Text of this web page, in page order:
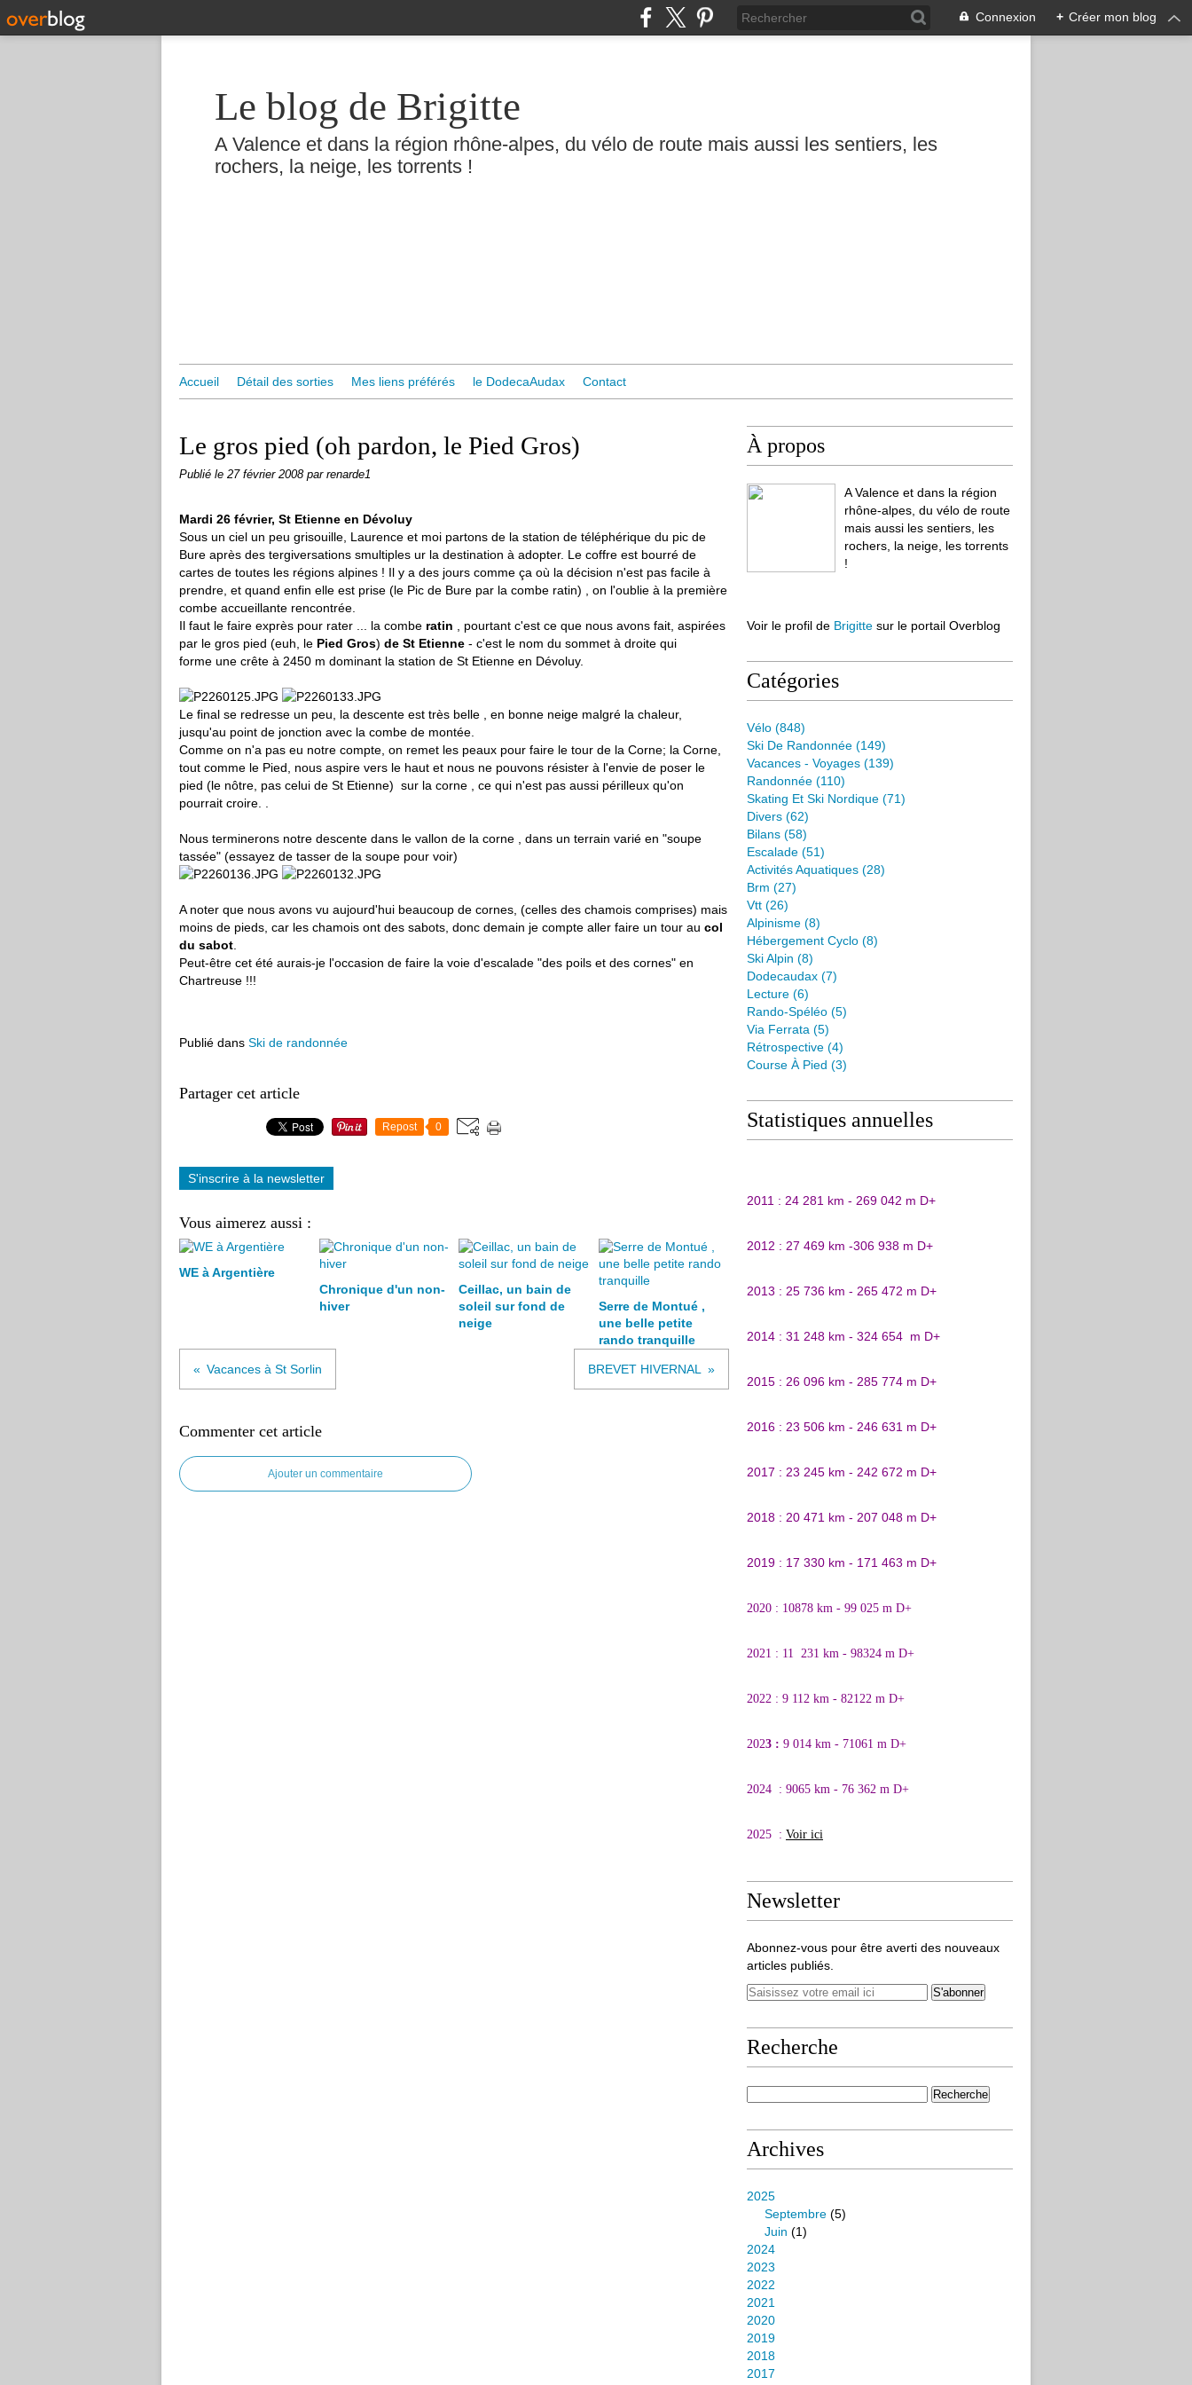
Connexion + Créer mon blog
Le blog de Brigitte
A Valence et dans la région rhône-alpes, du vélo de route mais aussi les sentiers, les
rochers, la neige, les torrents !
Accueil Détail des sorties Mes liens préférés le DodecaAudax Contact
Le gros pied (oh pardon, le Pied Gros)
Publié le 27 février 2008 par renarde1
Mardi 26 février, St Etienne en Dévoluy
Sous un ciel un peu grisouille, Laurence et moi partons de la station de téléphérique du pic de
Bure après des tergiversations smultiples ur la destination à adopter. Le coffre est bourré de
cartes de toutes les régions alpines ! Il y a des jours comme ça où la décision n'est pas facile à
prendre, et quand enfin elle est prise (le Pic de Bure par la combe ratin) , on l'oublie à la première
combe accueillante rencontrée.
Il faut le faire exprès pour rater ... la combe ratin , pourtant c'est ce que nous avons fait, aspirées
par le gros pied (euh, le Pied Gros) de St Etienne - c'est le nom du sommet à droite qui
forme une crête à 2450 m dominant la station de St Etienne en Dévoluy.
Le final se redresse un peu, la descente est très belle , en bonne neige malgré la chaleur,
jusqu'au point de jonction avec la combe de montée.
Comme on n'a pas eu notre compte, on remet les peaux pour faire le tour de la Corne; la Corne,
tout comme le Pied, nous aspire vers le haut et nous ne pouvons résister à l'envie de poser le
pied (le nôtre, pas celui de St Etienne) sur la corne , ce qui n'est pas aussi périlleux qu'on
pourrait croire. .
Nous terminerons notre descente dans le vallon de la corne , dans un terrain varié en "soupe
tassée" (essayez de tasser de la soupe pour voir)
A noter que nous avons vu aujourd'hui beaucoup de cornes, (celles des chamois comprises) mais
moins de pieds, car les chamois ont des sabots, donc demain je compte aller faire un tour au col
du sabot
Peut-être cet été aurais-je l'occasion de faire la voie d'escalade "des poils et des cornes" en
Chartreuse !!!
Publié dans Ski de randonnée
Partager cet article
Repost 0
S'inscrire à la newsletter
Vous aimerez aussi :
WE à Argentière
Chronique d'un non-
hiver
Ceillac, un bain de
soleil sur fond de
neige
Serre de Montué ,
une belle petite
rando tranquille
Vacances à St Sorlin BREVET HIVERNAL
Commenter cet article
Ajouter un commentaire
À propos
A Valence et dans la région
rhône-alpes, du vélo de route
mais aussi les sentiers, les
rochers, la neige, les torrents
!
Voir le profil de Brigitte sur le portail Overblog
Catégories
Vélo (848)
Ski De Randonnée (149)
Vacances - Voyages (139)
Randonnée (110)
Skating Et Ski Nordique (71)
Divers (62)
Bilans (58)
Escalade (51)
Activités Aquatiques (28)
Brm (27)
Vtt (26)
Alpinisme (8)
Hébergement Cyclo (8)
Ski Alpin (8)
Dodecaudax (7)
Lecture (6)
Rando-Spéléo (5)
Via Ferrata (5)
Rétrospective (4)
Course À Pied (3)
Statistiques annuelles
2011 : 24 281 km - 269 042 m D+
2012 : 27 469 km -306 938 m D+
2013 : 25 736 km - 265 472 m D+
2014 : 31 248 km - 324 654 m D+
2015 : 26 096 km - 285 774 m D+
2016 : 23 506 km - 246 631 m D+
2017 : 23 245 km - 242 672 m D+
2018 : 20 471 km - 207 048 m D+
2019 : 17 330 km - 171 463 m D+
2020 : 10878 km - 99 025 m D+
2021 : 11 231 km - 98324 m D+
2022 : 9 112 km - 82122 m D+
2023 : 9 014 km - 71061 m D+
2024 : 9065 km - 76 362 m D+
2025 : Voir ici
Newsletter
Abonnez-vous pour être averti des nouveaux
articles publiés.
Recherche
Archives
2025
Septembre (5)
Juin (1)
2024
2023
2022
2021
2020
2019
2018
2017